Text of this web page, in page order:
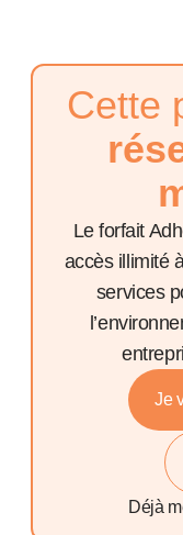
Cette
Le forfait
accès illimité
services
Je
Déjà